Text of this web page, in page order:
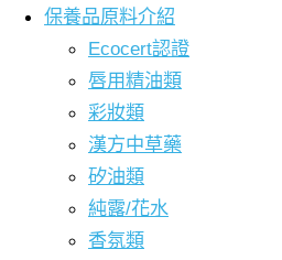
保養品原料介紹
Ecocert認證
唇用精油類
彩妝類
漢方中草藥
矽油類
純露/花水
香氛類